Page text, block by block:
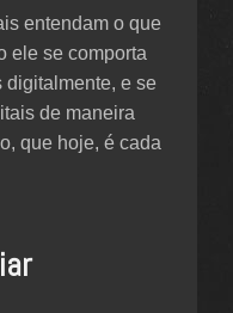
entendam o que
ele se comporta
e se
de maneira
que hoje, é cada